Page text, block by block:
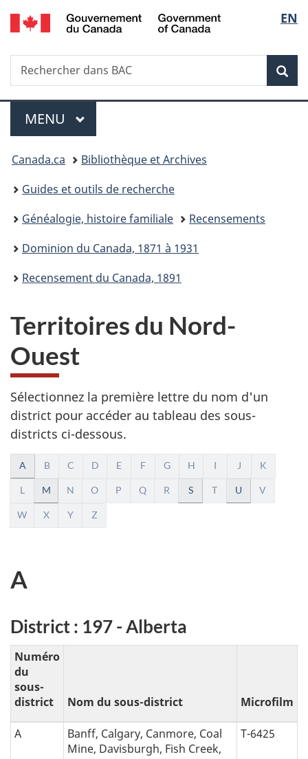
Passer
au
Passer
à
du
Passer
à
simplifiée
de
la
EN
Recherche
Rechercher
dans
Menu
MENU PRINCIPAL
Vous
êtes
ici :
Canada.ca
Bibliothèque et Archives
Guides et outils de recherche
Généalogie, histoire familiale
Recensements
Dominion du Canada, 1871 à 1931
Recensement du Canada, 1891
Territoires du Nord-
Ouest
Sélectionnez la première lettre du nom d'un
district pour accéder au tableau des sous-
districts ci-dessous.
N
a
v
g
a
t
i
o
n
A B C D E F G H I J K
L M N O P Q R S T U V
W X Y Z
A
District : 197 - Alberta
Numéro
du
sous-
district
Nom du sous-district Microfilm
A
Banff, Calgary, Canmore, Coal
Mine, Davisburgh, Fish Creek,
T-6425